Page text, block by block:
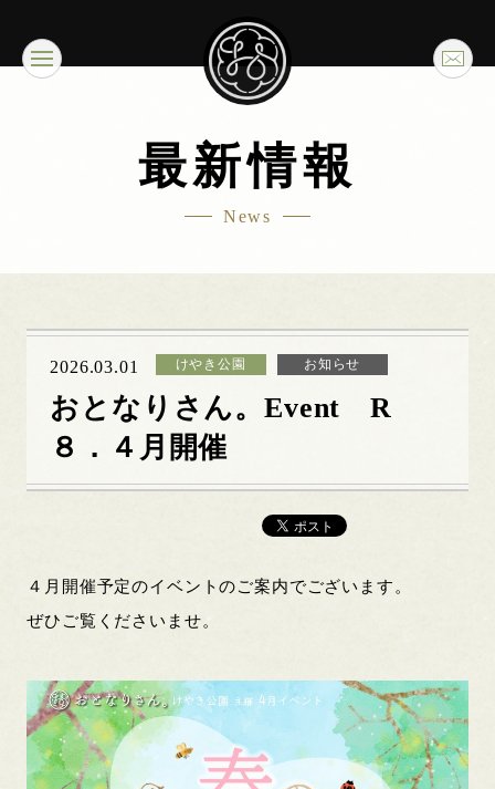
最新情報
News
2026.03.01 けやき公園 お知らせ
おとなりさん。Event R
８．４月開催
４月開催予定のイベントのご案内でございます。
ぜひご覧くださいませ。